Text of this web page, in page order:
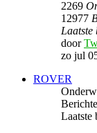
2269
12977
Laatste
door
zo jul
ROVER
Laatste